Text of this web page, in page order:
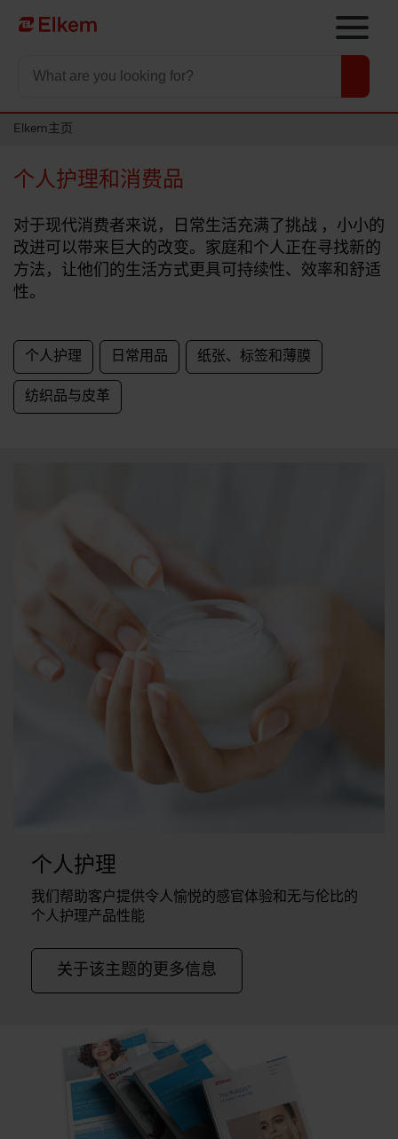
Skip to main content
To start page
Elkem主页
个人护理和消费品
对于现代消费者来说，日常生活充满了挑战 ，小小的
改进可以带来巨大的改变。家庭和个人正在寻找新的
方法，让他们的生活方式更具可持续性、效率和舒适
性。
个人护理 日常用品 纸张、标签和薄膜
纺织品与皮革
个人护理
我们帮助客户提供令人愉悦的感官体验和无与伦比的
个人护理产品性能
关于该主题的更多信息